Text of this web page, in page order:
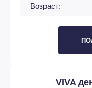
Возраст:
VIVA